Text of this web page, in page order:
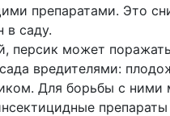
препаратами. Это
в саду.
персик может
вредителями:
Для борьбы с ними